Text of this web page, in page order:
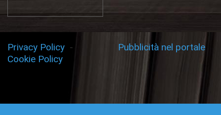
Privacy Policy -
Cookie Policy
Pubblicità nel portale